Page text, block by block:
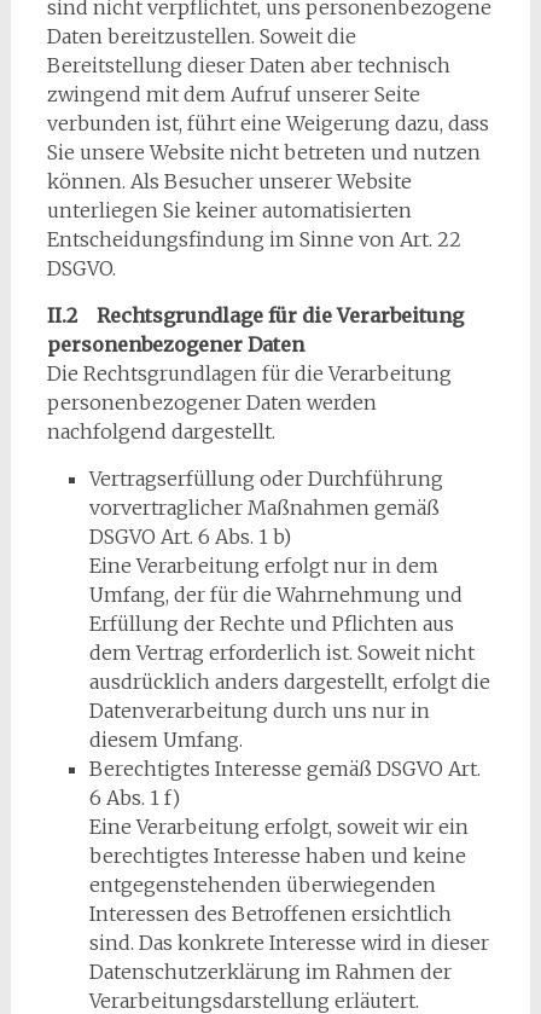
sind nicht verpflichtet, uns personenbezogene
Daten bereitzustellen. Soweit die
Bereitstellung dieser Daten aber technisch
zwingend mit dem Aufruf unserer Seite
verbunden ist, führt eine Weigerung dazu, dass
Sie unsere Website nicht betreten und nutzen
können. Als Besucher unserer Website
unterliegen Sie keiner automatisierten
Entscheidungsfindung im Sinne von Art. 22
DSGVO.
II.2 Rechtsgrundlage für die Verarbeitung
personenbezogener Daten
Die Rechtsgrundlagen für die Verarbeitung
personenbezogener Daten werden
nachfolgend dargestellt.
Vertragserfüllung oder Durchführung
vorvertraglicher Maßnahmen gemäß
DSGVO Art. 6 Abs. 1 b)
Eine Verarbeitung erfolgt nur in dem
Umfang, der für die Wahrnehmung und
Erfüllung der Rechte und Pflichten aus
dem Vertrag erforderlich ist. Soweit nicht
ausdrücklich anders dargestellt, erfolgt die
Datenverarbeitung durch uns nur in
diesem Umfang.
Berechtigtes Interesse gemäß DSGVO Art.
6 Abs. 1 f)
Eine Verarbeitung erfolgt, soweit wir ein
berechtigtes Interesse haben und keine
entgegenstehenden überwiegenden
Interessen des Betroffenen ersichtlich
sind. Das konkrete Interesse wird in dieser
Datenschutzerklärung im Rahmen der
Verarbeitungsdarstellung erläutert.